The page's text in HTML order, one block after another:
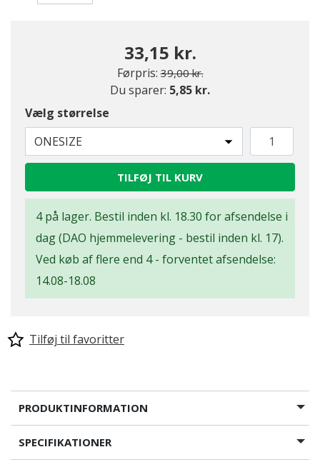
33,15 kr.
Førpris: Pris nedsat fra
39,00 kr.til
Du sparer: 5,85 kr.
Vælg størrelse
ONESIZE
TILFØJ TIL KURV
4 på lager. Bestil inden kl. 18.30 for afsendelse i
dag (DAO hjemmelevering - bestil inden kl. 17).
Ved køb af flere end 4 - forventet afsendelse:
14.08-18.08
Tilføj til favoritter
PRODUKTINFORMATION
SPECIFIKATIONER